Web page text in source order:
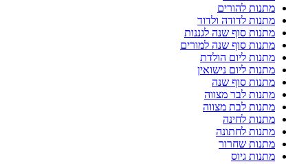
מתנות להורים
מתנות לדודה ולדוד
מתנות סוף שנה לגננות
מתנות סוף שנה למורים
מתנות ליום הולדת
מתנות ליום נישואין
מתנות סוף שנה
מתנות לבר מצווה
מתנות לבת מצווה
מתנות לחינה
מתנות לחתונה
מתנות שחרור
מתנות גיוס